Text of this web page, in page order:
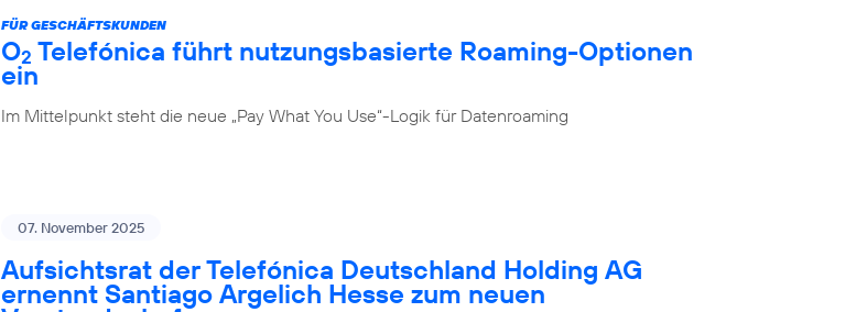
FÜR GESCHÄFTSKUNDEN
O2 Telefónica führt nutzungs­basierte Roaming-Optionen
ein
Im Mittelpunkt steht die neue „Pay What You Use“-Logik für Datenroaming
07. November 2025
Aufsichtsrat der Telefónica Deutschland Holding AG
ernennt Santiago Argelich Hesse zum neuen